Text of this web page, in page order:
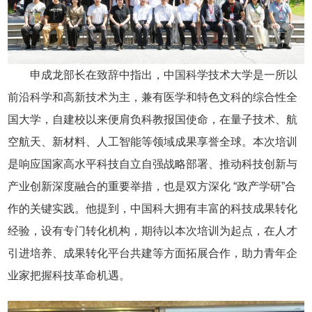
申成龙部长在致辞中指出，中国科学技术大学是一所以
前沿科学和高新技术为主，兼有医学和特色文科的综合性全
国大学，自建校以来便肩负科教报国使命，在量子技术、航
空航天、新材料、人工智能等领域成果享誉全球。本次培训
是响应国家高水平科技自立自强战略部署、推动科技创新与
产业创新深度融合的重要举措，也是双方深化 “政产学研”合
作的关键实践。他提到，中国科大拥有丰富的科技成果转化
经验，设有专门转化机构，期待以本次培训为起点，在人才
引进培养、成果转化平台共建等方面拓展合作，助力青年企
业家把握科技革命机遇。